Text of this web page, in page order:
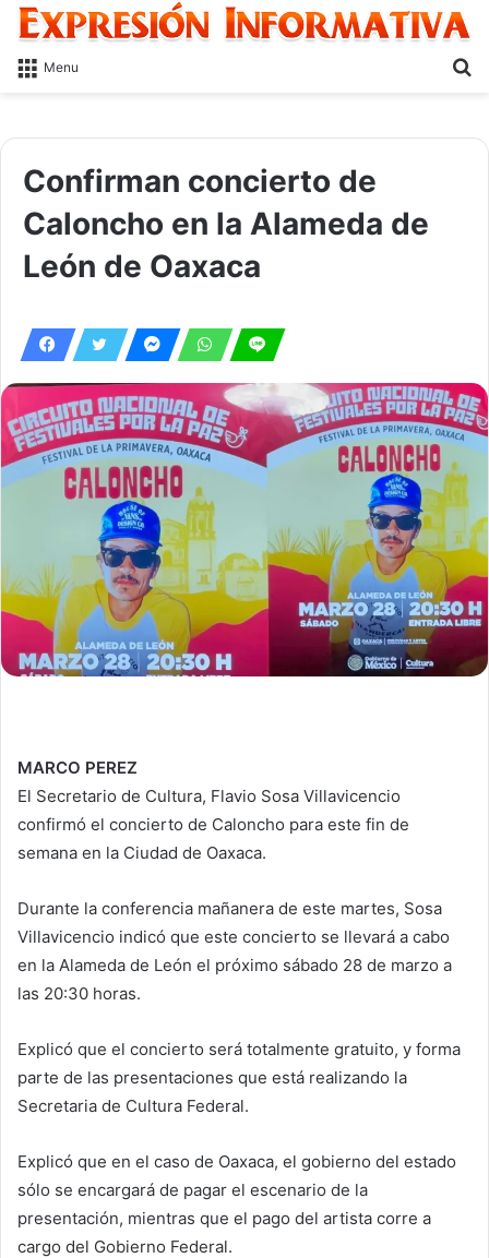
Menu
Confirman concierto de
Caloncho en la Alameda de
León de Oaxaca
MARCO PEREZ
El Secretario de Cultura, Flavio Sosa Villavicencio
confirmó el concierto de Caloncho para este fin de
semana en la Ciudad de Oaxaca.
Durante la conferencia mañanera de este martes, Sosa
Villavicencio indicó que este concierto se llevará a cabo
en la Alameda de León el próximo sábado 28 de marzo a
las 20:30 horas.
Explicó que el concierto será totalmente gratuito, y forma
parte de las presentaciones que está realizando la
Secretaria de Cultura Federal.
Explicó que en el caso de Oaxaca, el gobierno del estado
sólo se encargará de pagar el escenario de la
presentación, mientras que el pago del artista corre a
cargo del Gobierno Federal.